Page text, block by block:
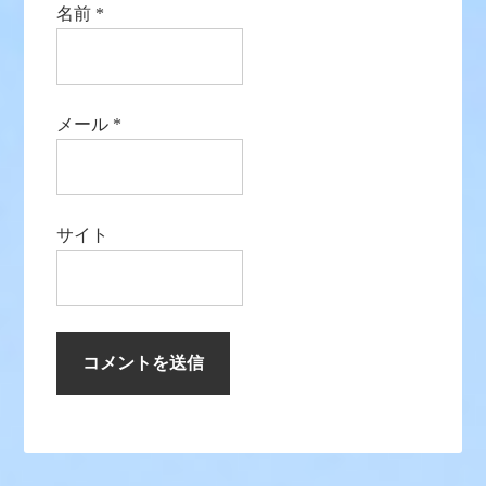
名前 *
メール *
サイト